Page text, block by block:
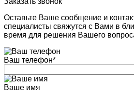
Оставьте Ваше сообщение и
специалисты свяжутся с Вами в
время для решения Вашего
Ваш телефон*
Ваше имя